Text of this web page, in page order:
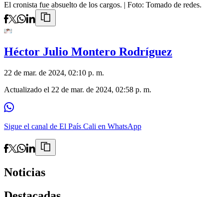
El cronista fue absuelto de los cargos. | Foto: Tomado de redes.
Héctor Julio Montero Rodríguez
22 de mar. de 2024, 02:10 p. m.
Actualizado el 22 de mar. de 2024, 02:58 p. m.
Sigue el canal de El País Cali en WhatsApp
Noticias